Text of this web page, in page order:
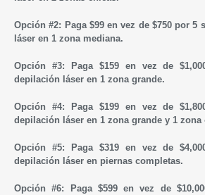
Opción #2: Paga $99 en vez de $750 por 5
láser en 1 zona mediana.
Opción #3: Paga $159 en vez de
depilación láser en 1 zona grande.
Opción #4: Paga $199 en vez de
depilación láser en 1 zona grande y 1 zona
Opción #5: Paga $319 en vez de
depilación láser en piernas completas.
Opción #6: Paga $599 en vez de